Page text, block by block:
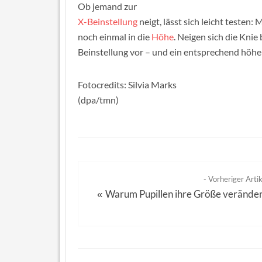
Ob jemand zur
X-Beinstellung neigt, lässt sich leicht testen:
noch einmal in die Höhe. Neigen sich die
Beinstellung vor – und ein entsprechend
Fotocredits: Silvia Marks
(dpa/tmn)
- Vorheriger
« Warum Pupillen ihre Größe